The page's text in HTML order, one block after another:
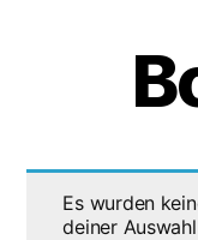
Es wurden
deiner